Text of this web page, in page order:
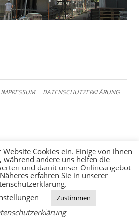
IMPRESSUM DATENSCHUTZERKLÄRUNG
Cookies ein. Einige von ihnen
andere uns helfen die
und damit unser Onlineangebot
erfahren Sie in unserer
Zustimmen